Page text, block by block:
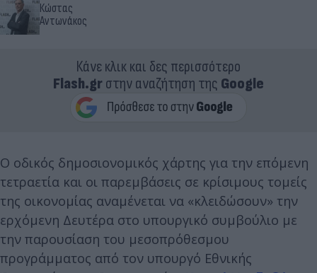
Κώστας
Αντωνάκος
Κάνε κλικ και δες περισσότερο
Flash.grστην αναζήτηση της Google
Ο οδικός δημοσιονομικός χάρτης για την επόμενη
τετραετία και οι παρεμβάσεις σε κρίσιμους τομείς
της οικονομίας αναμένεται να «κλειδώσουν» την
ερχόμενη Δευτέρα στο υπουργικό συμβούλιο με
την παρουσίαση του μεσοπρόθεσμου
προγράμματος από τον υπουργό Εθνικής